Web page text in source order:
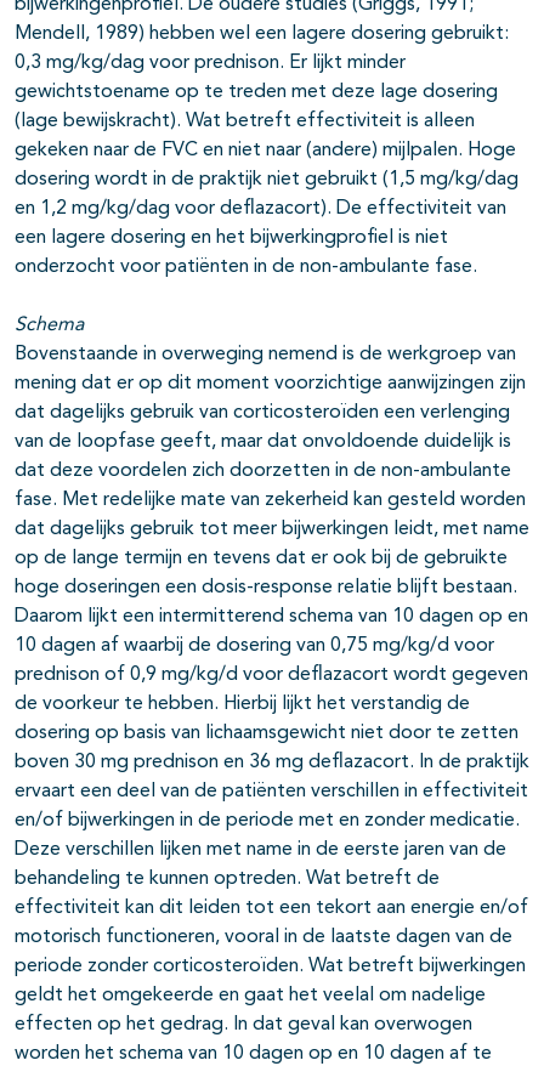
bijwerkingenprofiel. De oudere studies (Griggs, 1991;
Mendell, 1989) hebben wel een lagere dosering gebruikt:
0,3 mg/kg/dag voor prednison. Er lijkt minder
gewichtstoename op te treden met deze lage dosering
(lage bewijskracht). Wat betreft effectiviteit is alleen
gekeken naar de FVC en niet naar (andere) mijlpalen. Hoge
dosering wordt in de praktijk niet gebruikt (1,5 mg/kg/dag
en 1,2 mg/kg/dag voor deflazacort). De effectiviteit van
een lagere dosering en het bijwerkingprofiel is niet
onderzocht voor patiënten in de non-ambulante fase.
Schema
Bovenstaande in overweging nemend is de werkgroep van
mening dat er op dit moment voorzichtige aanwijzingen zijn
dat dagelijks gebruik van corticosteroïden een verlenging
van de loopfase geeft, maar dat onvoldoende duidelijk is
dat deze voordelen zich doorzetten in de non-ambulante
fase. Met redelijke mate van zekerheid kan gesteld worden
dat dagelijks gebruik tot meer bijwerkingen leidt, met name
op de lange termijn en tevens dat er ook bij de gebruikte
hoge doseringen een dosis-response relatie blijft bestaan.
Daarom lijkt een intermitterend schema van 10 dagen op en
10 dagen af waarbij de dosering van 0,75 mg/kg/d voor
prednison of 0,9 mg/kg/d voor deflazacort wordt gegeven
de voorkeur te hebben. Hierbij lijkt het verstandig de
dosering op basis van lichaamsgewicht niet door te zetten
boven 30 mg prednison en 36 mg deflazacort. In de praktijk
ervaart een deel van de patiënten verschillen in effectiviteit
en/of bijwerkingen in de periode met en zonder medicatie.
Deze verschillen lijken met name in de eerste jaren van de
behandeling te kunnen optreden. Wat betreft de
effectiviteit kan dit leiden tot een tekort aan energie en/of
motorisch functioneren, vooral in de laatste dagen van de
periode zonder corticosteroïden. Wat betreft bijwerkingen
geldt het omgekeerde en gaat het veelal om nadelige
effecten op het gedrag. In dat geval kan overwogen
worden het schema van 10 dagen op en 10 dagen af te